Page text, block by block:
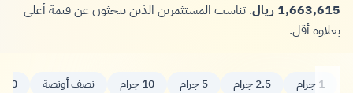
1,663,615 ريال
. تناسب المستثمرين الذين يبحثون عن قيمة أعلى
بعلاوة أقل.
1 جرام 2.5 جرام 5 جرام 10 جرام نصف أونصة 20 جرام